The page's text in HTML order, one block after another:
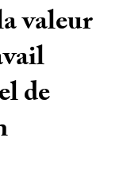
valeur
de